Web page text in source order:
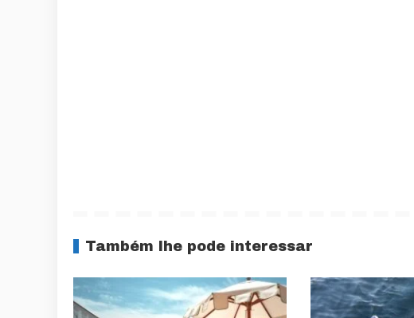
Também lhe pode interessar